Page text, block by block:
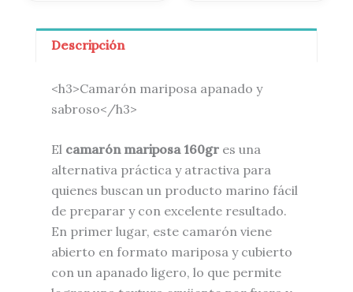
Descripción
<h3>Camarón mariposa apanado y
sabroso</h3>
El camarón mariposa 160gr es una
alternativa práctica y atractiva para
quienes buscan un producto marino fácil
de preparar y con excelente resultado.
En primer lugar, este camarón viene
abierto en formato mariposa y cubierto
con un apanado ligero, lo que permite